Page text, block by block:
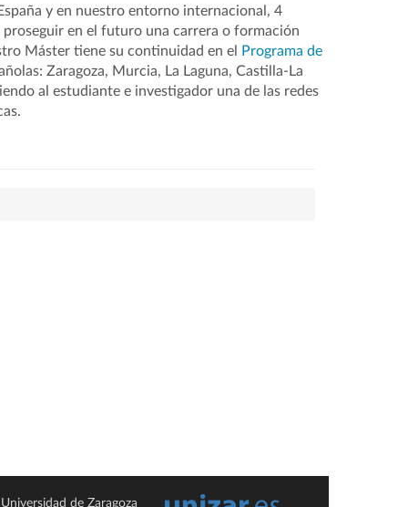
y en nuestro entorno internacional, 4
en el futuro una carrera o formación
Máster tiene su continuidad en el
Programa de
Zaragoza, Murcia, La Laguna, Castilla-La
al estudiante e investigador una de las redes
Universidad de Zaragoza